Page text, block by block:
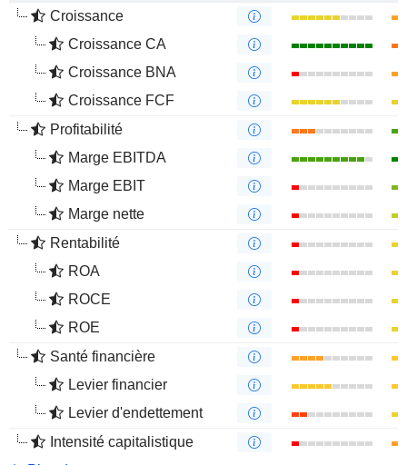
Croissance
Croissance CA
Croissance BNA
Croissance FCF
Profitabilité
Marge EBITDA
Marge EBIT
Marge nette
Rentabilité
ROA
ROCE
ROE
Santé financière
Levier financier
Levier d'endettement
Intensité capitalistique